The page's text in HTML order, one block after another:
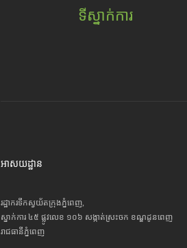
ទីស្នាក់ការ
អាសយដ្ឋាន
រដ្ឋាករទឹកស្វយ័តក្រុងភ្នំពេញ,
ស្នាក់ការ ៤៥ ផ្លូវលេខ ១០៦ សង្កាត់ស្រះចក ខណ្ឌដូនពេញ
រាជធានីភ្នំពេញ